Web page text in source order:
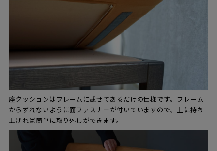
座クッションはフレームに載せてあるだけの仕様です。フレーム
からずれないように面ファスナーが付いていますので、上に持ち
上げれば簡単に取り外しができます。